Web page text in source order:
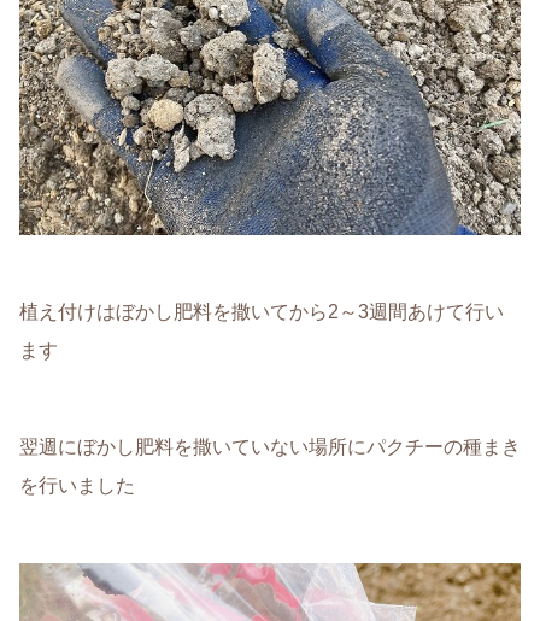
植え付けはぼかし肥料を撒いてから2～3週間あけて行い
ます
翌週にぼかし肥料を撒いていない場所にパクチーの種まき
を行いました